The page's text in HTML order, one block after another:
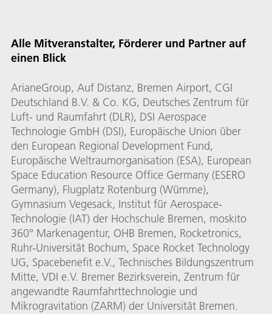
Alle Mitveranstalter, Förderer und Partner auf
einen Blick
ArianeGroup, Auf Distanz, Bremen Airport, CGI
Deutschland B.V. & Co. KG, Deutsches Zentrum für
Luft- und Raumfahrt (DLR), DSI Aerospace
Technologie GmbH (DSI), Europäische Union über
den European Regional Development Fund,
Europäische Weltraumorganisation (ESA), European
Space Education Resource Office Germany (ESERO
Germany), Flugplatz Rotenburg (Wümme),
Gymnasium Vegesack, Institut für Aerospace-
Technologie (IAT) der Hochschule Bremen, moskito
360° Markenagentur, OHB Bremen, Rocketronics,
Ruhr-Universität Bochum, Space Rocket Technology
UG, Spacebenefit e.V., Technisches Bildungszentrum
Mitte, VDI e.V. Bremer Bezirksverein, Zentrum für
angewandte Raumfahrttechnologie und
Mikrogravitation (ZARM) der Universität Bremen.